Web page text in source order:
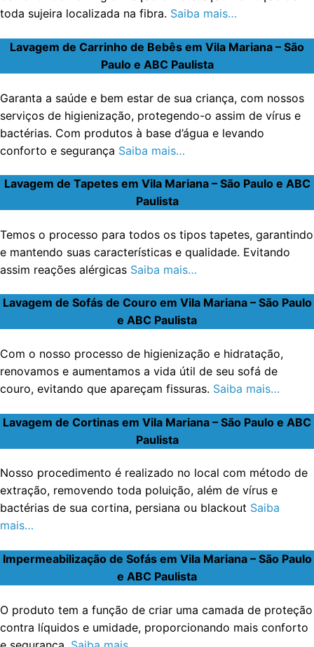
toda sujeira localizada na fibra. Saiba mais…
Lavagem de Carrinho de Bebês em Vila Mariana – São
Paulo e ABC Paulista
Garanta a saúde e bem estar de sua criança, com nossos
serviços de higienização, protegendo-o assim de vírus e
bactérias. Com produtos à base d’água e levando
conforto e segurança Saiba mais…
Lavagem de Tapetes em Vila Mariana – São Paulo e ABC
Paulista
Temos o processo para todos os tipos tapetes, garantindo
e mantendo suas características e qualidade. Evitando
assim reações alérgicas Saiba mais…
Lavagem de Sofás de Couro em Vila Mariana – São Paulo
e ABC Paulista
Com o nosso processo de higienização e hidratação,
renovamos e aumentamos a vida útil de seu sofá de
couro, evitando que apareçam fissuras. Saiba mais…
Lavagem de Cortinas em Vila Mariana – São Paulo e ABC
Paulista
Nosso procedimento é realizado no local com método de
extração, removendo toda poluição, além de vírus e
bactérias de sua cortina, persiana ou blackout Saiba
mais…
Impermeabilização de Sofás em Vila Mariana – São Paulo
e ABC Paulista
O produto tem a função de criar uma camada de proteção
contra líquidos e umidade, proporcionando mais conforto